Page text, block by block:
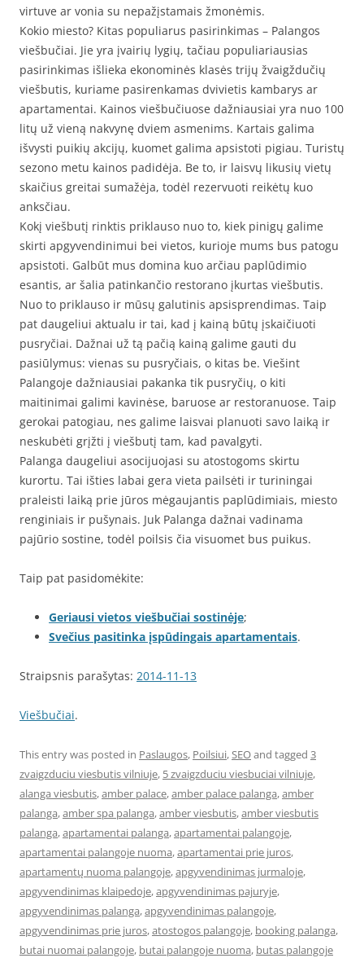
virtuve ar vonia su nepažįstamais žmonėmis.
Kokio miesto? Kitas populiarus pasirinkimas – Palangos
viešbučiai. Jie yra įvairių lygių, tačiau populiariausias
pasirinkimas išlieka ekonominės klasės trijų žvaigždučių
viešbutis, kuriame pasirenkamas dvivietis kambarys ar
apartamentai. Kainos viešbučiuose dažniausiai yra nuo 100
litų už vieną nakvynę dviem asmenims. Kartais galima
išvysti puikių akcijų, kuomet galima apsistoti pigiau. Turistų
sezono metu kainos padidėja. Be to, ir laisvų likusių vietų
skaičius greitai sumažėja, todėl rezervuoti reikėtų kuo
anksčiau.
Kokį viešbutį rinktis priklauso nuo to, kiek pinigų galime
skirti apgyvendinimui bei vietos, kurioje mums bus patogu
apsistoti. Galbūt mus domina kuo arčiau paplūdimio
esantis, ar šalia patinkančio restorano įkurtas viešbutis.
Nuo to priklauso ir mūsų galutinis apsisprendimas. Taip
pat daugeliui aktualu ir tai, kad į kainą būtų įskaičiuoti
pusryčiai. Dažnai už tą pačią kainą galime gauti du
pasiūlymus: vienas su pusryčiais, o kitas be. Viešint
Palangoje dažniausiai pakanka tik pusryčių, o kiti
maitinimai galimi kavinėse, baruose ar restoranuose. Taip
gerokai patogiau, nes galime laisvai planuoti savo laiką ir
neskubėti grįžti į viešbutį tam, kad pavalgyti.
Palanga daugeliui asocijuojasi su atostogoms skirtu
kurortu. Tai išties labai gera vieta pailsėti ir turiningai
praleisti laiką prie jūros mėgaujantis paplūdimiais, miesto
renginiais ir pušynais. Juk Palanga dažnai vadinama
pajūrio sostine, todėl poilsis čia visuomet bus puikus.
Taip pat pasidomėkite:
Geriausi vietos viešbučiai sostinėje;
Svečius pasitinka įspūdingais apartamentais.
Straipsnis parašytas: 2014-11-13
Viešbučiai.
This entry was posted in Paslaugos, Poilsiui,SEOand tagged 3
zvaigzduciu viesbutis vilniuje, 5 zvaigzduciu viesbuciai vilniuje,
alanga viesbutis,amber palace,amber palace palanga,amber
palanga,amber spa palanga,amber viesbutis,amber viesbutis
palanga,apartamentai palanga,apartamentai palangoje,
apartamentai palangoje nuoma,apartamentai prie juros,
apartamentų nuoma palangoje,apgyvendinimas jurmaloje,
apgyvendinimas klaipedoje,apgyvendinimas pajuryje,
apgyvendinimas palanga,apgyvendinimas palangoje,
apgyvendinimas prie juros,atostogos palangoje, booking palanga,
butai nuomai palangoje, butai palangoje nuoma, butas palangoje